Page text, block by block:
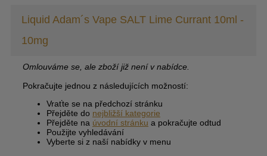
Liquid Adam´s Vape SALT Lime Currant 10ml -
10mg
Omlouváme se, ale zboží již není v nabídce.
Pokračujte jednou z následujících možností:
Vraťte se na předchozí stránku
Přejděte do nejbližší kategorie
Přejděte na úvodní stránku a pokračujte odtud
Použijte vyhledávání
Vyberte si z naší nabídky v menu